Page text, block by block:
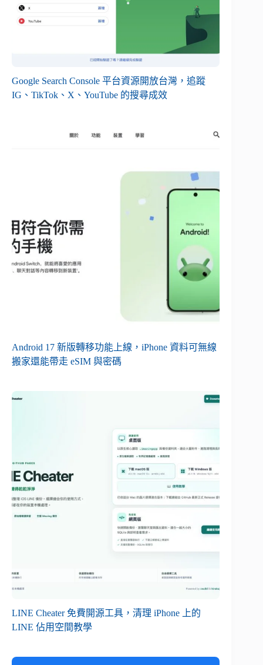
Google Search Console 平台資源開放台灣，追蹤
IG、TikTok、X、YouTube 的搜尋成效
Android 17 新版轉移功能上線，iPhone 資料可無線
搬家還能帶走 eSIM 與密碼
LINE Cheater 免費開源工具，清理 iPhone 上的
LINE 佔用空間教學